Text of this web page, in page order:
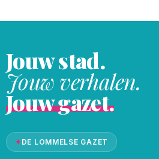
Jouw stad.
Jouw verhalen.
Jouw gazet.
✦DE LOMMELSE GAZET